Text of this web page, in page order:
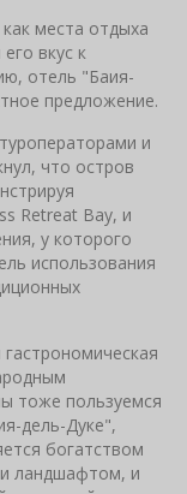
места отдыха
вкус к
отель "Баия-
предложение.
и
что остров
Retreat Bay, и
у которого
использования
тоже пользуемся
дель-Дуке",
богатством
ландшафтом, и